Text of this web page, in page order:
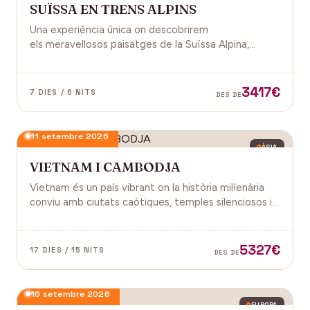
SUÏSSA EN TRENS ALPINS
Una experiència única on descobrirem
els meravellosos paisatges de la Suïssa Alpina,
gastronomia i molt més!
7 DIES / 6 NITS DES DE3417€
ÀSIA
11 setembre 2026
VIETNAM I CAMBODJA
Vietnam és un país vibrant on la història mil·lenària
conviu amb ciutats caòtiques, temples silenciosos i
badies. Cambodja és un murmuri de selva i pedra
antiga, on els temples d'Angkor emergeixen entre
17 DIES / 15 NITS DES DE5327€
EUROPA
16 setembre 2026